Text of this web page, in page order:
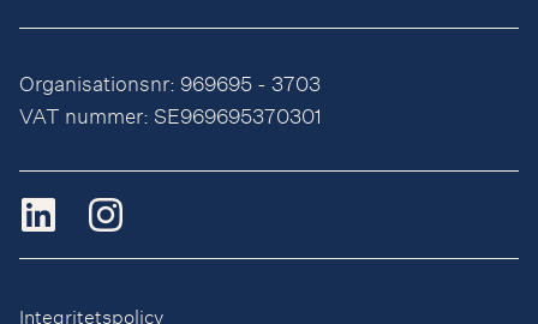
Organisationsnr: 969695 - 3703
VAT nummer: SE969695370301
Integritetspolicy